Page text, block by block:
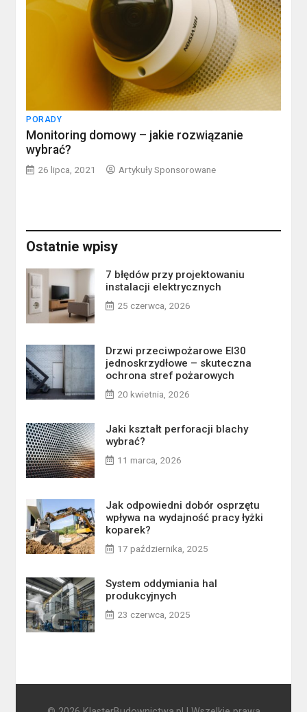
PORADY
Monitoring domowy – jakie rozwiązanie
wybrać?
26 lipca, 2021 Artykuły Sponsorowane
Ostatnie wpisy
7 błędów przy projektowaniu
instalacji elektrycznych
25 czerwca, 2026
Drzwi przeciwpożarowe EI30
jednoskrzydłowe – skuteczna
ochrona stref pożarowych
20 kwietnia, 2026
Jaki kształt perforacji blachy
wybrać?
11 marca, 2026
Jak odpowiedni dobór osprzętu
wpływa na wydajność pracy łyżki
koparek?
17 października, 2025
System oddymiania hal
produkcyjnych
23 czerwca, 2025